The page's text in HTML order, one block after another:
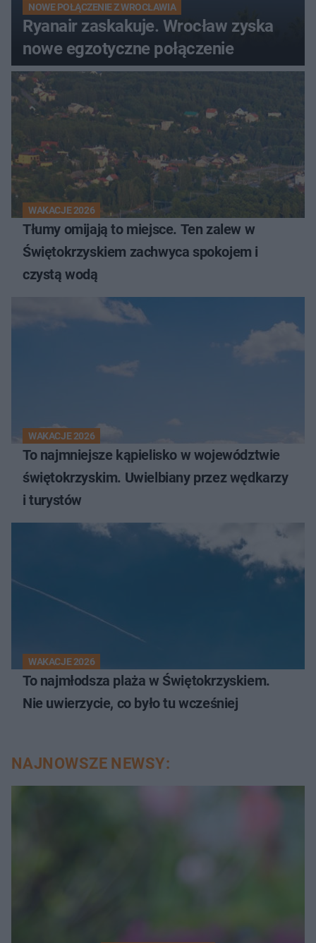
NOWE POŁĄCZENIE Z WROCŁAWIA
Ryanair zaskakuje. Wrocław zyska
nowe egzotyczne połączenie
WAKACJE 2026
Tłumy omijają to miejsce. Ten zalew w
Świętokrzyskiem zachwyca spokojem i
czystą wodą
WAKACJE 2026
To najmniejsze kąpielisko w województwie
świętokrzyskim. Uwielbiany przez wędkarzy
i turystów
WAKACJE 2026
To najmłodsza plaża w Świętokrzyskiem.
Nie uwierzycie, co było tu wcześniej
NAJNOWSZE NEWSY: